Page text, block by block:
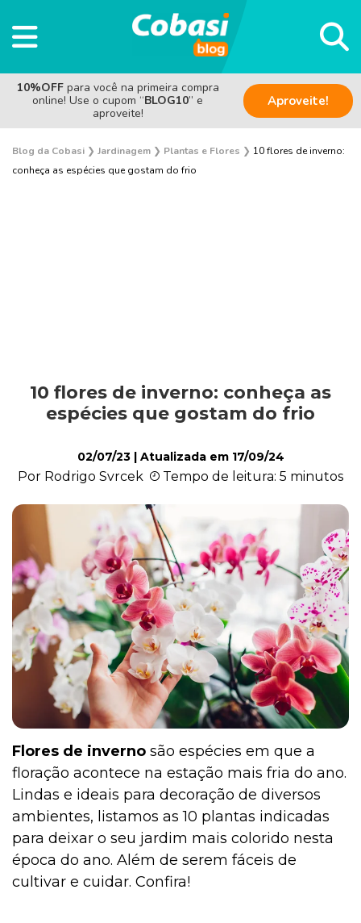
10%OFF para você na primeira compra
online! Use o cupom “BLOG10” e
aproveite!
Aproveite!
Blog da Cobasi ❯ Jardinagem ❯ Plantas e Flores ❯ 10 flores de inverno:
conheça as espécies que gostam do frio
Cultivo e Manutenção
Cachorro
Outros Pets
Casa & Piscina
Jardinagem
Institucional
10 flores de inverno: conheça as
espécies que gostam do frio
02/07/23| Atualizada em 17/09/24
Por Rodrigo Svrcek Tempo de leitura: 5 minutos
Flores de inverno são espécies em que a
floração acontece na estação mais fria do ano.
Lindas e ideais para decoração de diversos
ambientes, listamos as 10 plantas indicadas
para deixar o seu jardim mais colorido nesta
época do ano. Além de serem fáceis de
cultivar e cuidar. Confira!